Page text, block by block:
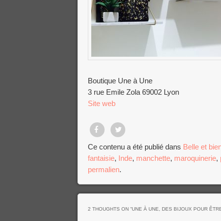
Boutique Une à Une
3 rue Emile Zola 69002 Lyon
Site web
Partager
sur
Facebook
Tweet
Ce contenu a été publié dans Belle et
fantaisie, Inde, manchette, maroquinerie,
permalien.
2 THOUGHTS ON “UNE À UNE, DES BIJOUX POUR